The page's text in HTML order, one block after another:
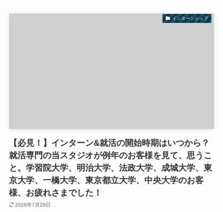
インターンシップ
【必見！】インターン&就活の開始時期はいつから？
就活専門の当スタジオが例年のお客様を見て、思うこ
と。学習院大学、明治大学、法政大学、成城大学、東
京大学、一橋大学、東京都立大学、中央大学のお客
様、お疲れさまでした！
2026年7月29日